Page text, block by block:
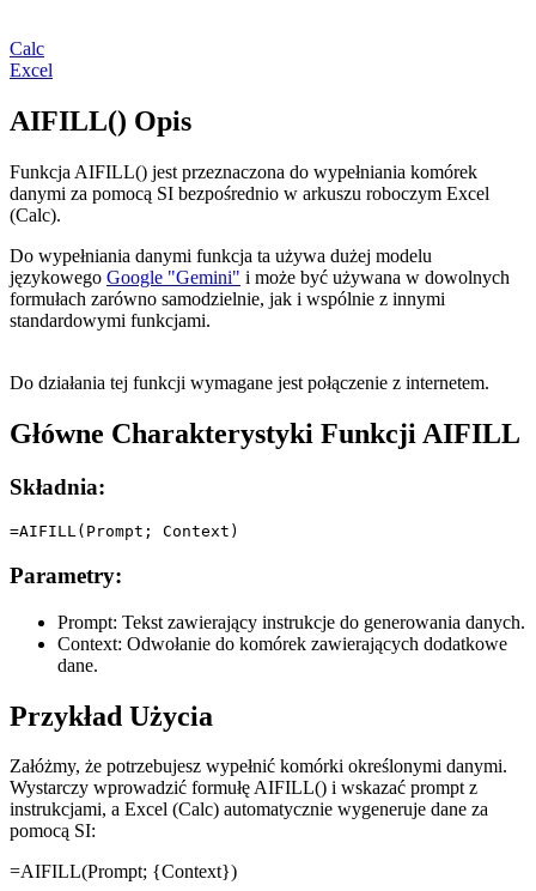
Calc
Excel
AIFILL() Opis
Funkcja AIFILL() jest przeznaczona do wypełniania komórek
danymi za pomocą SI bezpośrednio w arkuszu roboczym Excel
(Calc).
Do wypełniania danymi funkcja ta używa dużej modelu
językowego Google "Gemini" i może być używana w dowolnych
formułach zarówno samodzielnie, jak i wspólnie z innymi
standardowymi funkcjami.
Do działania tej funkcji wymagane jest połączenie z internetem.
Główne Charakterystyki Funkcji AIFILL
Składnia:
Parametry:
Prompt: Tekst zawierający instrukcje do generowania danych.
Context: Odwołanie do komórek zawierających dodatkowe
dane.
Przykład Użycia
Załóżmy, że potrzebujesz wypełnić komórki określonymi danymi.
Wystarczy wprowadzić formułę AIFILL() i wskazać prompt z
instrukcjami, a Excel (Calc) automatycznie wygeneruje dane za
pomocą SI:
=AIFILL(Prompt; {Context})